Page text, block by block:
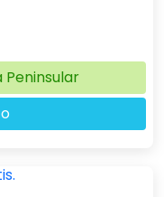
Peninsular